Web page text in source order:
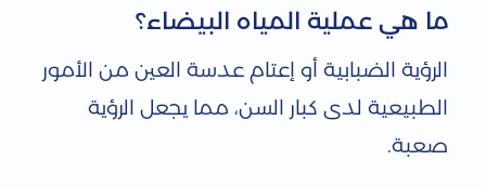
ا
ما هي عملية المياه البيضاء؟
الرؤية الضبابية أو إعتام عدسة العين من الأمور
الطبيعية لدى كبار السن، مما يجعل الرؤية
صعبة.